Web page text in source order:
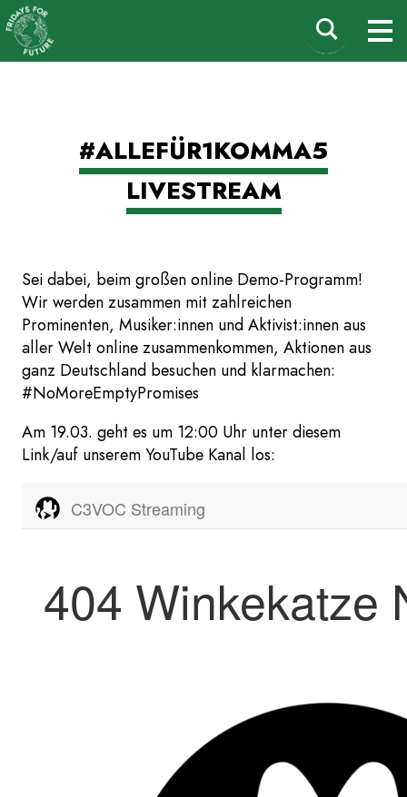
Fridays for Future
Deutschland
Suchen
nach:
#ALLEFÜR1KOMMA5
LIVESTREAM
Sei dabei, beim großen online Demo-Programm!
Wir werden zusammen mit zahlreichen
Prominenten, Musiker:innen und Aktivist:innen aus
aller Welt online zusammenkommen, Aktionen aus
ganz Deutschland besuchen und klarmachen:
#NoMoreEmptyPromises
Am 19.03. geht es um 12:00 Uhr unter diesem
Link/auf unserem YouTube Kanal los: